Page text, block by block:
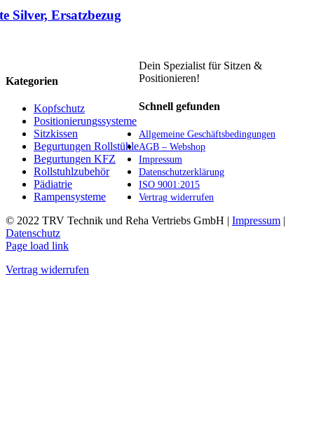
weist
mehrere
können
der
Produktseite
gewählt
werden
Silver, Ersatzbezug
Kategorien
Kopfschutz
Positionierungssysteme
Sitzkissen
Begurtungen Rollstühle
Begurtungen KFZ
Rollstuhlzubehör
Pädiatrie
Rampensysteme
Dein Spezialist für Sitzen &
Positionieren!
Schnell gefunden
Allgemeine Geschäftsbedingungen
AGB – Webshop
Impressum
Datenschutzerklärung
ISO 9001:2015
Vertrag widerrufen
© 2022 TRV Technik und Reha Vertriebs GmbH | Impressum |
Datenschutz
Facebook
Instagram
E-
Page load link
Vertrag widerrufen